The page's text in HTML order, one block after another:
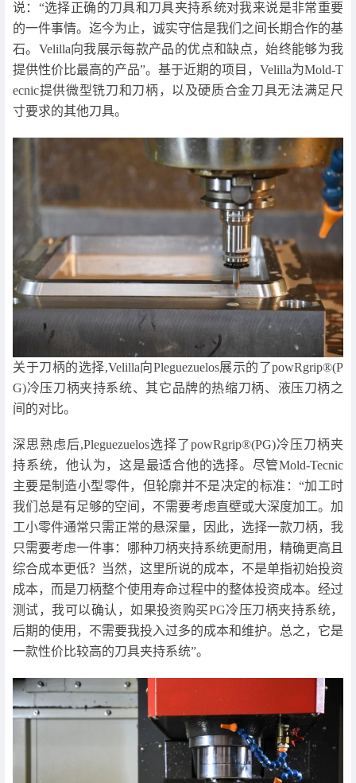
说：“选择正确的刀具和刀具夹持系统对我来说是非常重要
的一件事情。迄今为止，诚实守信是我们之间长期合作的基
石。Velilla向我展示每款产品的优点和缺点，始终能够为我
提供性价比最高的产品”。基于近期的项目，Velilla为Mold-T
ecnic提供微型铣刀和刀柄，以及硬质合金刀具无法满足尺
寸要求的其他刀具。
关于刀柄的选择,Velilla向Pleguezuelos展示的了powRgrip®(P
G)冷压刀柄夹持系统、其它品牌的热缩刀柄、液压刀柄之
间的对比。
深思熟虑后,Pleguezuelos选择了powRgrip®(PG)冷压刀柄夹
持系统，他认为，这是最适合他的选择。尽管Mold-Tecnic
主要是制造小型零件，但轮廓并不是决定的标准：“加工时
我们总是有足够的空间，不需要考虑直壁或大深度加工。加
工小零件通常只需正常的悬深量，因此，选择一款刀柄，我
只需要考虑一件事：哪种刀柄夹持系统更耐用，精确更高且
综合成本更低？当然，这里所说的成本，不是单指初始投资
成本，而是刀柄整个使用寿命过程中的整体投资成本。经过
测试，我可以确认，如果投资购买PG冷压刀柄夹持系统，
后期的使用，不需要我投入过多的成本和维护。总之，它是
一款性价比较高的刀具夹持系统”。